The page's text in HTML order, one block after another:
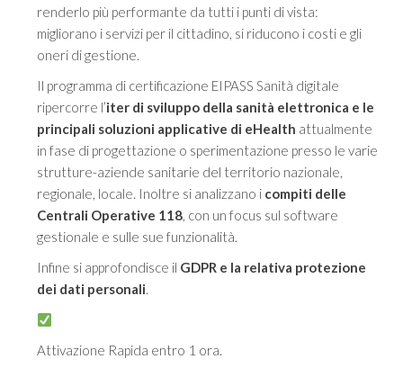
renderlo più performante da tutti i punti di vista:
migliorano i servizi per il cittadino, si riducono i costi e gli
oneri di gestione.
Il programma di certificazione EIPASS Sanità digitale
ripercorre l’iter di sviluppo della sanità elettronica e le
principali soluzioni applicative di eHealth attualmente
in fase di progettazione o sperimentazione presso le varie
strutture-aziende sanitarie del territorio nazionale,
regionale, locale. Inoltre si analizzano i compiti delle
Centrali Operative 118, con un focus sul software
gestionale e sulle sue funzionalità.
Infine si approfondisce il GDPR e la relativa protezione
dei dati personali.
Attivazione Rapida entro 1 ora.